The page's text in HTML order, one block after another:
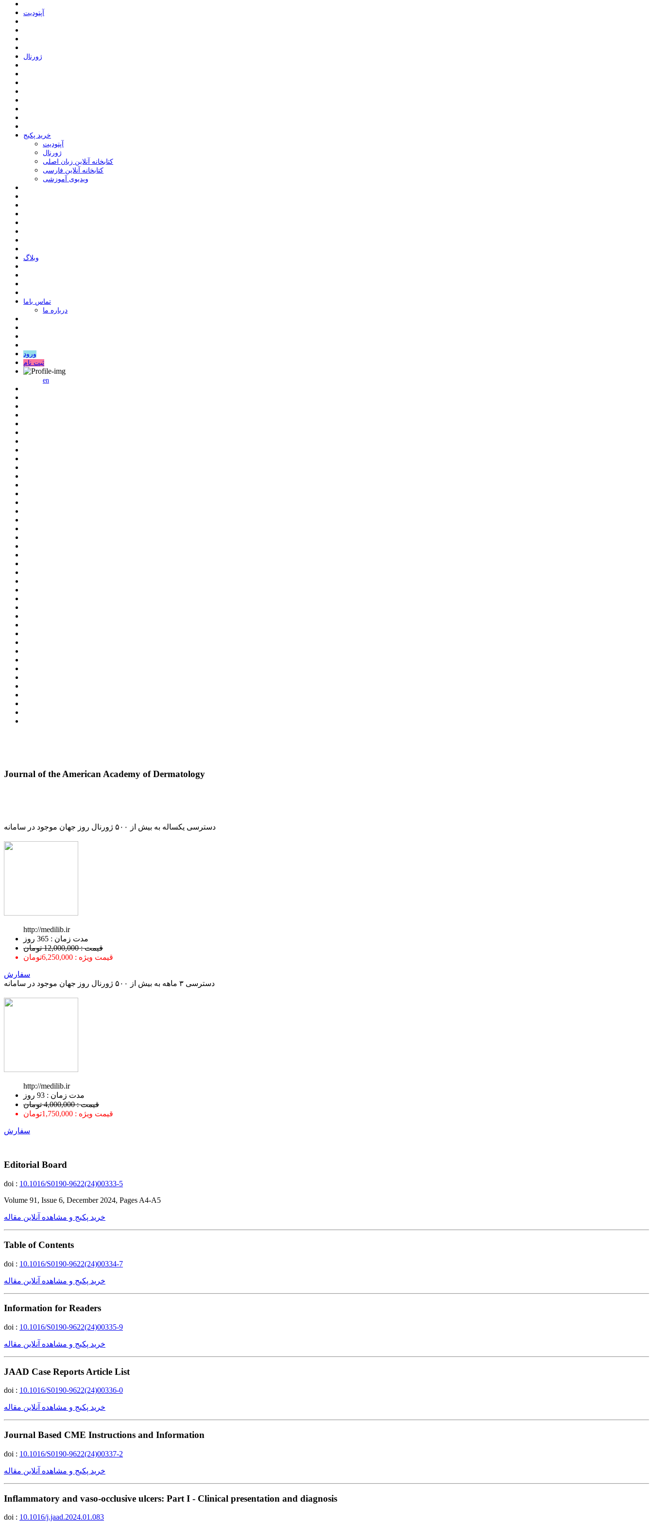
ﺁﭘﺘﻮﺩﯾﺖ
ﮊﻭﺭﻧﺎﻝ
خرید پکیج
ﺁﭘﺘﻮﺩﯾﺖ
ﮊﻭﺭﻧﺎﻝ
کتابخانه آنلاین زبان اصلی
کتابخانه آنلاین فارسی
ویدیوی آموزشی
وبلاگ
ﺗﻤﺎﺱ ﺑﺎﻣﺎ
درباره ما
ورود
ثبت نام
en
Journal of the American Academy of Dermatology
دسترسی یکساله به بیش از ۵۰۰ ژورنال روز جهان موجود در سامانه
http://medilib.ir
ﻣﺪﺕ ﺯﻣﺎﻥ : 365 ﺭﻭﺯ
قیمت : 12,000,000 تومان
قیمت ویژه : 6,250,000تومان
سفارش
دسترسی ۳ ماهه به بیش از ۵۰۰ ژورنال روز جهان موجود در سامانه
http://medilib.ir
ﻣﺪﺕ ﺯﻣﺎﻥ : 93 ﺭﻭﺯ
قیمت : 4,000,000 تومان
قیمت ویژه : 1,750,000تومان
سفارش
Editorial Board
doi : 10.1016/S0190-9622(24)00333-5
Volume 91, Issue 6, December 2024, Pages A4-A5
خرید پکیج و مشاهده آنلاین مقاله
Table of Contents
doi : 10.1016/S0190-9622(24)00334-7
خرید پکیج و مشاهده آنلاین مقاله
Information for Readers
doi : 10.1016/S0190-9622(24)00335-9
خرید پکیج و مشاهده آنلاین مقاله
JAAD Case Reports Article List
doi : 10.1016/S0190-9622(24)00336-0
خرید پکیج و مشاهده آنلاین مقاله
Journal Based CME Instructions and Information
doi : 10.1016/S0190-9622(24)00337-2
خرید پکیج و مشاهده آنلاین مقاله
Inflammatory and vaso-occlusive ulcers: Part I - Clinical presentation and diagnosis
doi : 10.1016/j.jaad.2024.01.083